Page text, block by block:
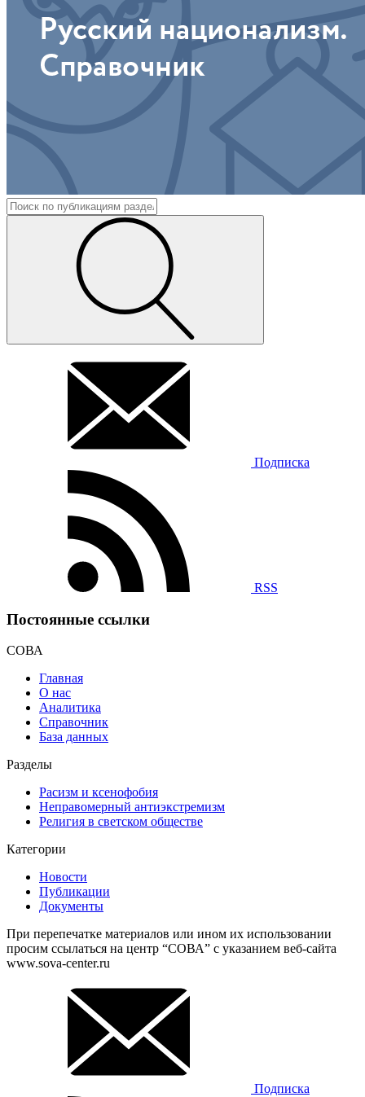
Подписка
RSS
Постоянные ссылки
СОВА
Главная
О нас
Аналитика
Справочник
База данных
Разделы
Расизм и ксенофобия
Неправомерный антиэкстремизм
Религия в светском обществе
Категории
Новости
Публикации
Документы
При перепечатке материалов или ином их использовании
просим ссылаться на центр “СОВА” с указанием веб-сайта
www.sova-center.ru
Подписка